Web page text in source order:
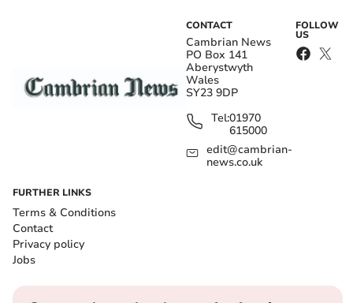
CONTACT
Cambrian News
PO Box 141
Aberystwyth
Wales
SY23 9DP
Tel:01970
615000
edit@cambrian-
news.co.uk
FOLLOW
US
FURTHER LINKS
Terms & Conditions
Contact
Privacy policy
Jobs